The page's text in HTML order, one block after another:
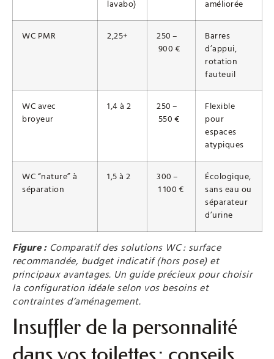
lavabo) améliorée
WC PMR 2,25+
250 –
900 €
Barres
d’appui,
rotation
fauteuil
WC avec
broyeur
1,4 à 2
250 –
550 €
Flexible
pour
espaces
atypiques
WC “nature” à
séparation
1,5 à 2
300 –
1 100 €
Écologique,
sans eau ou
séparateur
d’urine
Figure :Comparatif des solutions WC : surface
recommandée, budget indicatif (hors pose) et
principaux avantages. Un guide précieux pour choisir
la configuration idéale selon vos besoins et
contraintes d’aménagement.
Insuffler de la personnalité